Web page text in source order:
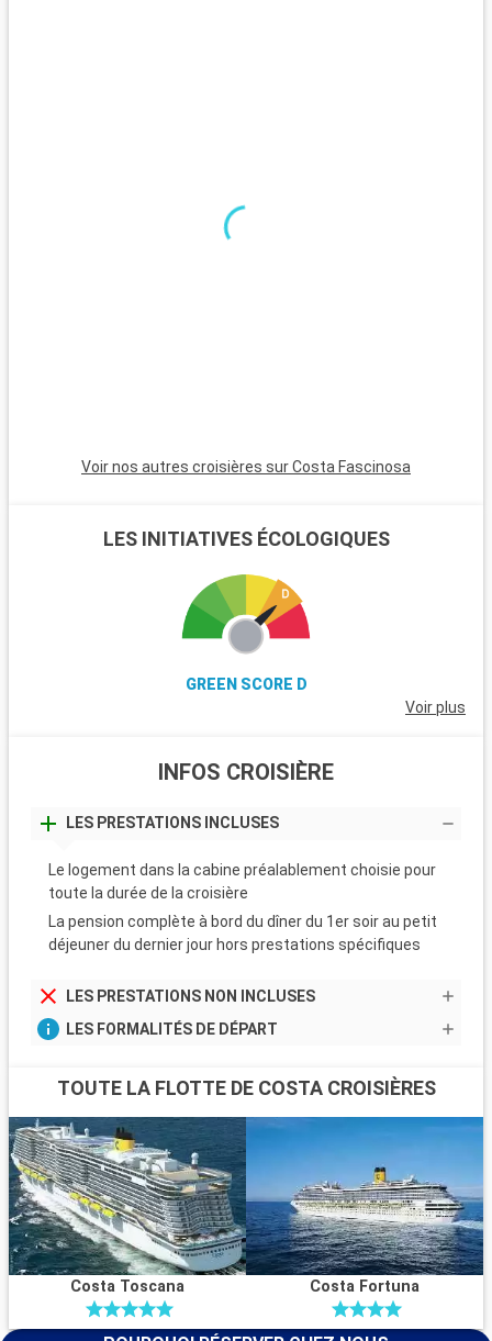
Voir nos autres croisières sur Costa Fascinosa
LES INITIATIVES ÉCOLOGIQUES
GREEN SCORE D
Voir plus
INFOS CROISIÈRE
LES PRESTATIONS INCLUSES
Le logement dans la cabine préalablement choisie pour
toute la durée de la croisière
La pension complète à bord du dîner du 1er soir au petit
déjeuner du dernier jour hors prestations spécifiques
LES PRESTATIONS NON INCLUSES
LES FORMALITÉS DE DÉPART
TOUTE LA FLOTTE DE COSTA CROISIÈRES
Costa Toscana Costa Fortuna